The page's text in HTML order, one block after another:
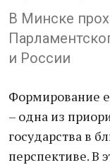
В Минске
и России
Формирование
– одна из
государства в
перспективе. В